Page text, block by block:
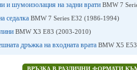
и шумоизолация на задни врати BMW 7
седалка BMW 7 Series E32 (1986-1994)
BMW X3 Е83 (2003-2010)
дръжка на входната врата BMW X5
ВРЪЗКА В РАЗЛИЧНИ ФОРМАТИ